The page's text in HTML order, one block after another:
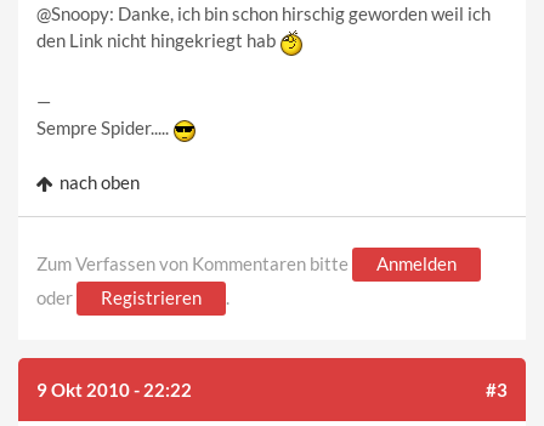
@Snoopy: Danke, ich bin schon hirschig geworden weil ich
den Link nicht hingekriegt hab
—
Sempre Spider.....
nach oben
Zum Verfassen von Kommentaren bitte
Anmelden
oder
Registrieren .
9 Okt 2010 - 22:22 #3